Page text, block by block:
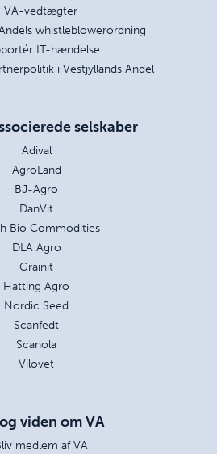
VA-vedtægter
whistleblowerordning
IT-hændelse
i Vestjyllands Andel
selskaber
Adival
AgroLand
BJ-Agro
DanVit
Bio Commodities
DLA Agro
Grainit
Hatting Agro
Nordic Seed
Scanfedt
Scanola
Vilovet
viden om VA
medlem af VA